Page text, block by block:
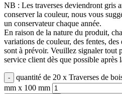
NB : Les traverses deviendront gris
conserver la couleur, nous vous
un conservateur chaque année.
En raison de la nature du produit,
variations de couleur, des fentes,
sont à prévoir. Veuillez signaler tout
service client dès que possible après
quantité de 20 x Traverses de
mm x 100 mm